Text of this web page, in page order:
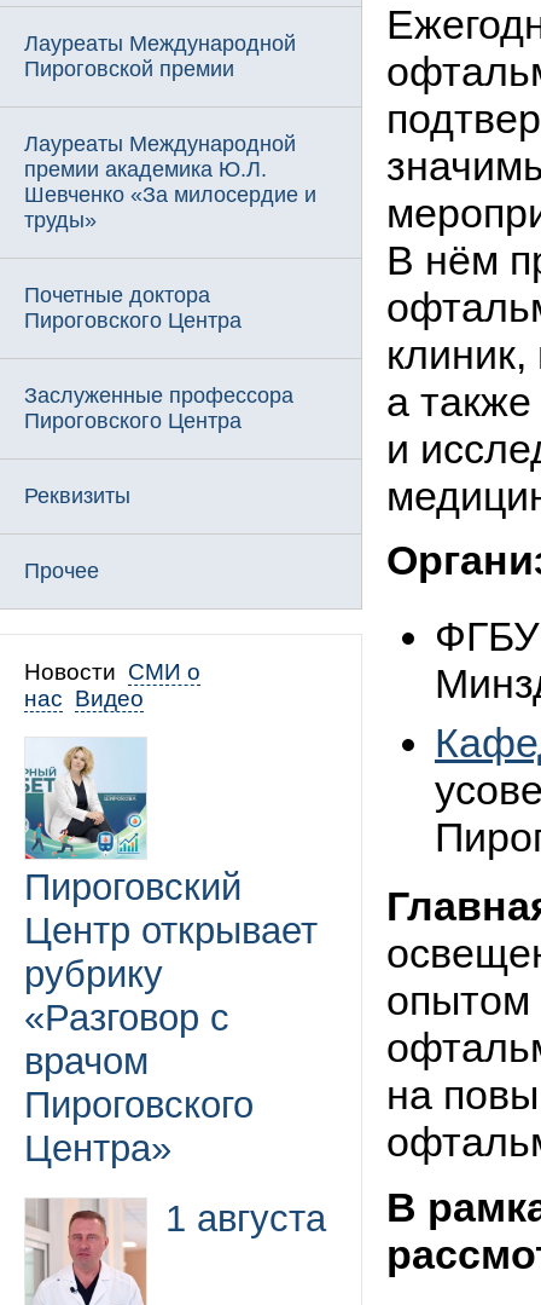
Лауреаты Международной
Пироговской премии
Лауреаты Международной
премии академика Ю.Л.
Шевченко «За милосердие и
труды»
Почетные доктора
Пироговского Центра
Заслуженные профессора
Пироговского Центра
Реквизиты
Прочее
Новости СМИ о
нас Видео
Пироговский
Центр открывает
рубрику
«Разговор с
врачом
Пироговского
Центра»
1 августа
В нём
а
и
опытом
на
В